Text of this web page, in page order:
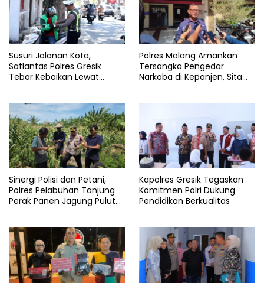
Susuri Jalanan Kota,
Satlantas Polres Gresik
Tebar Kebaikan Lewat
Polres Malang Amankan
Tersangka Pengedar
Narkoba di Kepanjen, Sita
Sinergi Polisi dan Petani,
Polres Pelabuhan Tanjung
Perak Panen Jagung Pulut
Kapolres Gresik Tegaskan
Komitmen Polri Dukung
Pendidikan Berkualitas